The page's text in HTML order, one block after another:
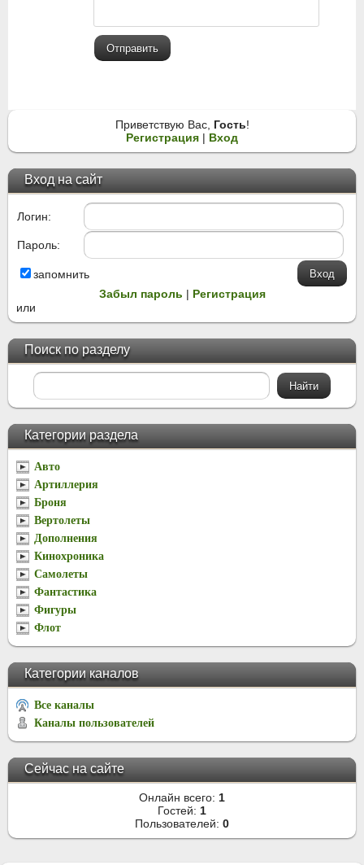
Отправить
Приветствую Вас, Гость!
Регистрация | Вход
Вход на сайт
Логин:
Пароль:
запомнить
Забыл пароль | Регистрация
или
Поиск по разделу
Категории раздела
Авто
Артиллерия
Броня
Вертолеты
Дополнения
Кинохроника
Самолеты
Фантастика
Фигуры
Флот
Категории каналов
Все каналы
Каналы пользователей
Сейчас на сайте
Онлайн всего: 1
Гостей: 1
Пользователей: 0